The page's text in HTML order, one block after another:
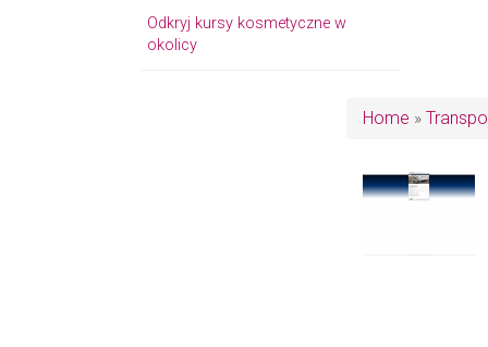
Odkryj kursy kosmetyczne w
okolicy
Home »